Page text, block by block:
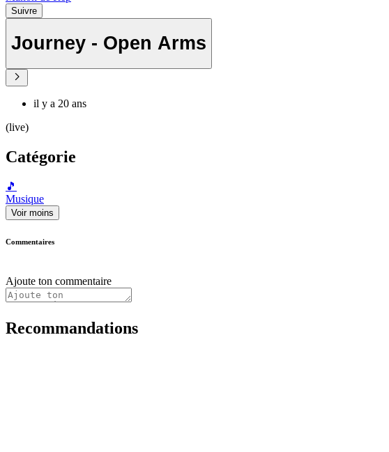
Suivre
Journey - Open Arms
il y a 20 ans
(live)
Catégorie
🎵
Musique
Voir moins
Commentaires
Ajoute ton commentaire
Recommandations